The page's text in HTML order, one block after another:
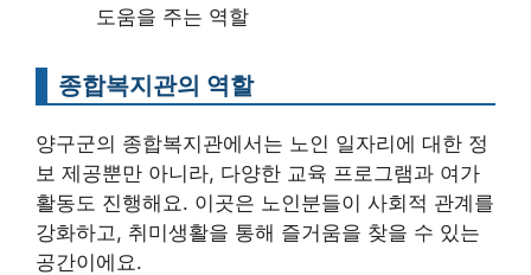
도움을 주는 역할
종합복지관의 역할
양구군의 종합복지관에서는 노인 일자리에 대한 정
보 제공뿐만 아니라, 다양한 교육 프로그램과 여가
활동도 진행해요. 이곳은 노인분들이 사회적 관계를
강화하고, 취미생활을 통해 즐거움을 찾을 수 있는
공간이에요.